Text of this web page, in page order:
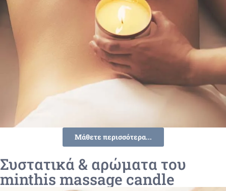
Μάθετε περισσότερα...
Συστατικά & αρώματα του
minthis massage candle